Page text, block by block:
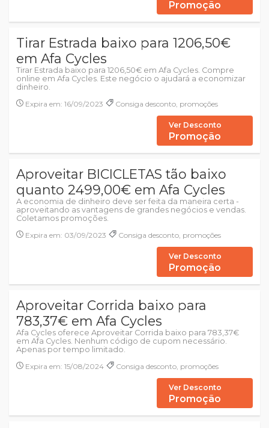
Promoção
Tirar Estrada baixo para 1206,50€
em Afa Cycles
Tirar Estrada baixo para 1206,50€ em Afa Cycles. Compre
online em Afa Cycles. Este negócio o ajudará a economizar
dinheiro.
Expira em: 16/09/2023
Consiga desconto, promoções
Ver Desconto
Promoção
Aproveitar BICICLETAS tão baixo
quanto 2499,00€ em Afa Cycles
A economia de dinheiro deve ser feita da maneira certa -
aproveitando as vantagens de grandes negócios e vendas.
Coletamos promoções.
Expira em: 03/09/2023
Consiga desconto, promoções
Ver Desconto
Promoção
Aproveitar Corrida baixo para
783,37€ em Afa Cycles
Afa Cycles oferece Aproveitar Corrida baixo para 783,37€
em Afa Cycles. Nenhum código de cupom necessário.
Apenas por tempo limitado.
Expira em: 15/08/2024
Consiga desconto, promoções
Ver Desconto
Promoção